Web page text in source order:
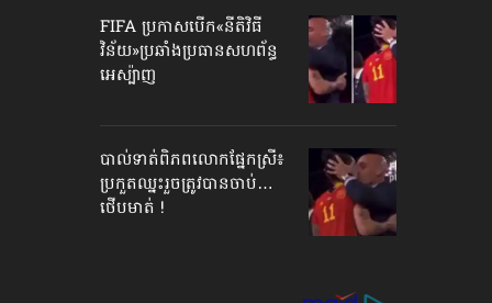
FIFA ប្រកាសបើក​«នីតិវិធី
វិន័យ»​ប្រឆាំងប្រធានសហព័ន្ធ​
អេស្ប៉ាញ
បាល់ទាត់​ពិភពលោក​ផ្នែកស្រី៖
ប្រកួតឈ្នះរួច​ត្រូវបានចាប់…
ថើបមាត់ !